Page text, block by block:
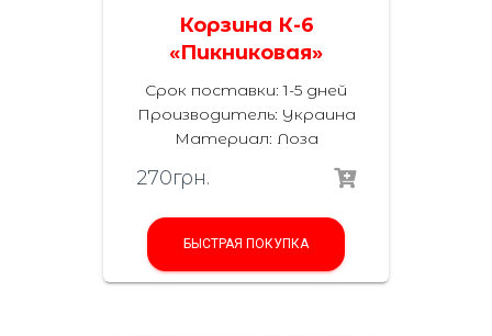
Корзина К-6
«Пикниковая»
Срок поставки: 1-5 дней
Производитель: Украина
Материал: Лоза
270грн.
БЫСТРАЯ ПОКУПКА